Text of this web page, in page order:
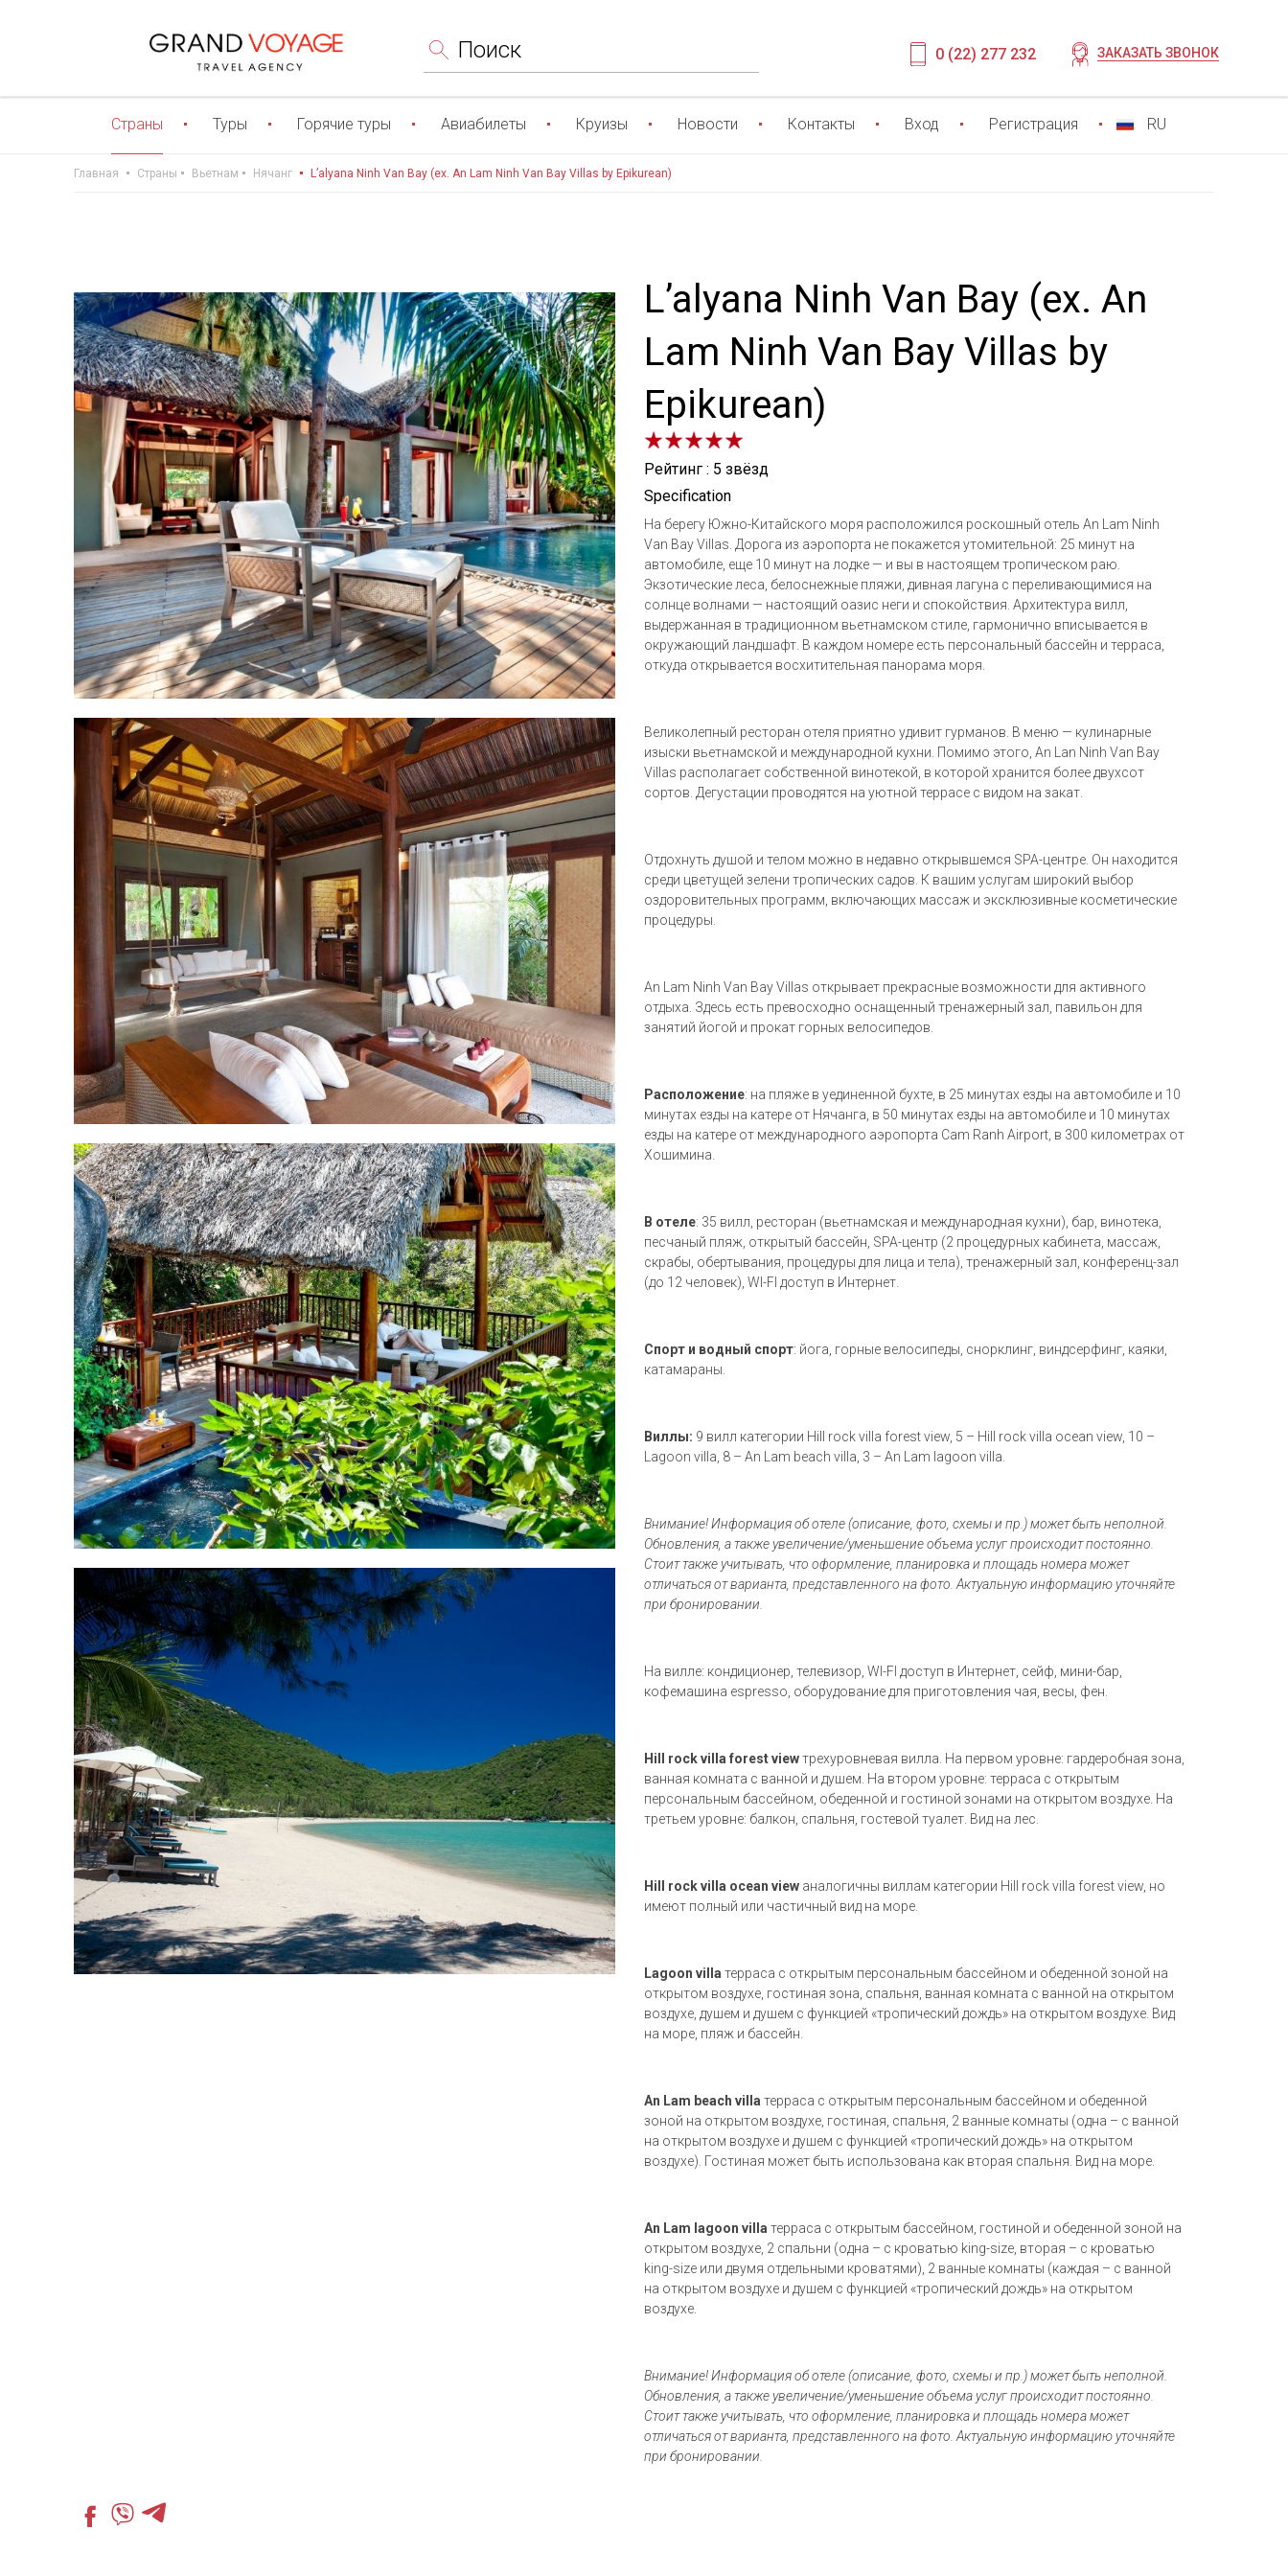
Поиск 0 (22) 277 232 ЗАКАЗАТЬ ЗВОНОК
Страны Туры Горячие туры Авиабилеты Круизы Новости Контакты Вход Регистрация RU
Главная Страны Вьетнам Нячанг L’alyana Ninh Van Bay (ex. An Lam Ninh Van Bay Villas by Epikurean)
L’alyana Ninh Van Bay (ex. An
Lam Ninh Van Bay Villas by
Epikurean)
Рейтинг : 5 звёзд
Specification
На берегу Южно-Китайского моря расположился роскошный отель An Lam Ninh
Van Bay Villas. Дорога из аэропорта не покажется утомительной: 25 минут на
автомобиле, еще 10 минут на лодке — и вы в настоящем тропическом раю.
Экзотические леса, белоснежные пляжи, дивная лагуна с переливающимися на
солнце волнами — настоящий оазис неги и спокойствия. Архитектура вилл,
выдержанная в традиционном вьетнамском стиле, гармонично вписывается в
окружающий ландшафт. В каждом номере есть персональный бассейн и терраса,
откуда открывается восхитительная панорама моря.
Великолепный ресторан отеля приятно удивит гурманов. В меню — кулинарные
изыски вьетнамской и международной кухни. Помимо этого, An Lan Ninh Van Bay
Villas располагает собственной винотекой, в которой хранится более двухсот
сортов. Дегустации проводятся на уютной террасе с видом на закат.
Отдохнуть душой и телом можно в недавно открывшемся SPA-центре. Он находится
среди цветущей зелени тропических садов. К вашим услугам широкий выбор
оздоровительных программ, включающих массаж и эксклюзивные косметические
процедуры.
An Lam Ninh Van Bay Villas открывает прекрасные возможности для активного
отдыха. Здесь есть превосходно оснащенный тренажерный зал, павильон для
занятий йогой и прокат горных велосипедов.
Расположение: на пляже в уединенной бухте, в 25 минутах езды на автомобиле и 10
минутах езды на катере от Нячанга, в 50 минутах езды на автомобиле и 10 минутах
езды на катере от международного аэропорта Cam Ranh Airport, в 300 километрах от
Хошимина.
В отеле: 35 вилл, ресторан (вьетнамская и международная кухни), бар, винотека,
песчаный пляж, открытый бассейн, SPA-центр (2 процедурных кабинета, массаж,
скрабы, обертывания, процедуры для лица и тела), тренажерный зал, конференц-зал
(до 12 человек), WI-FI доступ в Интернет.
Спорт и водный спорт: йога, горные велосипеды, снорклинг, виндсерфинг, каяки,
катамараны.
Виллы: 9 вилл категории Hill rock villa forest view, 5 – Hill rock villa ocean view, 10 –
Lagoon villa, 8 – An Lam beach villa, 3 – An Lam lagoon villa.
Внимание! Информация об отеле (описание, фото, схемы и пр.) может быть неполной.
Обновления, а также увеличение/уменьшение объема услуг происходит постоянно.
Стоит также учитывать, что оформление, планировка и площадь номера может
отличаться от варианта, представленного на фото. Актуальную информацию уточняйте
при бронировании.
На вилле: кондиционер, телевизор, WI-FI доступ в Интернет, сейф, мини-бар,
кофемашина espresso, оборудование для приготовления чая, весы, фен.
Hill rock villa forest viewтрехуровневая вилла. На первом уровне: гардеробная зона,
ванная комната с ванной и душем. На втором уровне: терраса с открытым
персональным бассейном, обеденной и гостиной зонами на открытом воздухе. На
третьем уровне: балкон, спальня, гостевой туалет. Вид на лес.
Hill rock villa ocean view аналогичны виллам категории Hill rock villa forest view, но
имеют полный или частичный вид на море.
Lagoon villa терраса с открытым персональным бассейном и обеденной зоной на
открытом воздухе, гостиная зона, спальня, ванная комната с ванной на открытом
воздухе, душем и душем с функцией «тропический дождь» на открытом воздухе. Вид
на море, пляж и бассейн.
An Lam beach villa терраса с открытым персональным бассейном и обеденной
зоной на открытом воздухе, гостиная, спальня, 2 ванные комнаты (одна – с ванной
на открытом воздухе и душем с функцией «тропический дождь» на открытом
воздухе). Гостиная может быть использована как вторая спальня. Вид на море.
An Lam lagoon villa терраса с открытым бассейном, гостиной и обеденной зоной на
открытом воздухе, 2 спальни (одна – с кроватью king-size, вторая – с кроватью
king-size или двумя отдельными кроватями), 2 ванные комнаты (каждая – с ванной
на открытом воздухе и душем с функцией «тропический дождь» на открытом
воздухе.
Внимание! Информация об отеле (описание, фото, схемы и пр.) может быть неполной.
Обновления, а также увеличение/уменьшение объема услуг происходит постоянно.
Стоит также учитывать, что оформление, планировка и площадь номера может
отличаться от варианта, представленного на фото. Актуальную информацию уточняйте
при бронировании.